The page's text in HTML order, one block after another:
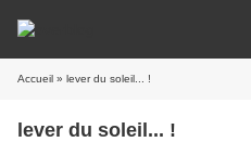
Accueil » lever du soleil... !
lever du soleil... !